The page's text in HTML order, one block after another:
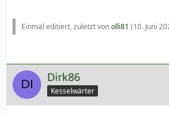
Einmal editiert, zuletzt vonolli81 (10. Juni
Dirk86
Kesselwärter